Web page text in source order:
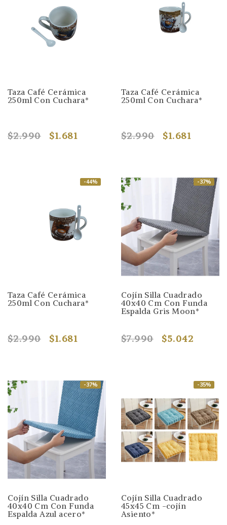
Taza Café Cerámica
250ml Con Cuchara*
$2.990 $1.681
Taza Café Cerámica
250ml Con Cuchara*
$2.990 $1.681
-44%
Taza Café Cerámica
250ml Con Cuchara*
$2.990 $1.681
-37%
Cojín Silla Cuadrado
40x40 Cm Con Funda
Espalda Gris Moon*
$7.990 $5.042
-37%
Cojín Silla Cuadrado
40x40 Cm Con Funda
Espalda Azul acero*
-35%
Cojín Silla Cuadrado
45x45 Cm -cojín
Asiento*